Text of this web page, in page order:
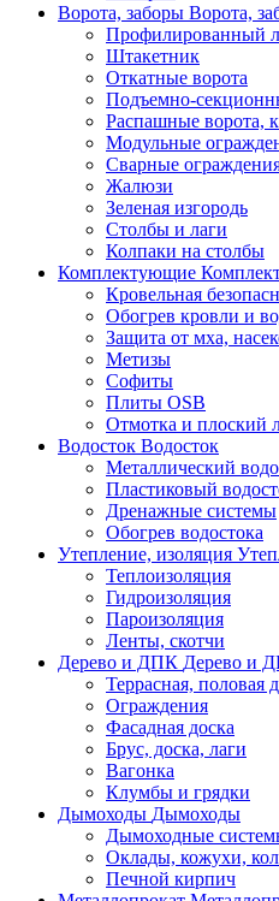
Ворота, заборы Ворота,
Профилированный
Штакетник
Откатные ворота
Подъемно-
Распашные ворота,
Модульные
Сварные
Жалюзи
Зеленая изгородь
Столбы и лаги
Колпаки на столбы
Комплектующие
Кровельная
Обогрев кровли и
Защита от мха,
Метизы
Софиты
Плиты OSB
Отмотка и плоский
Водосток Водосток
Металлический
Пластиковый
Дренажные системы
Обогрев водостока
Утепление, изоляция
Теплоизоляция
Гидроизоляция
Пароизоляция
Ленты, скотчи
Дерево и ДПК Дерево и
Террасная, половая
Ограждения
Фасадная доска
Брус, доска, лаги
Вагонка
Клумбы и грядки
Дымоходы Дымоходы
Дымоходные
Оклады, кожухи,
Печной кирпич